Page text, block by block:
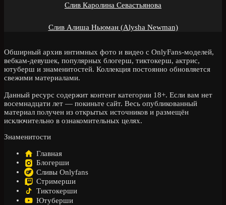
Слив Каролина Севастьянова
Слив Алиша Ньюман (Alysha Newman)
Обширный архив интимных фото и видео с OnlyFans-моделей,
вебкам-девушек, популярных блогерш, тиктокерш, актрис,
ютуберш и знаменитостей. Коллекция постоянно обновляется
свежими материалами.
Данный ресурс содержит контент категории 18+. Если вам нет
восемнадцати лет — покиньте сайт. Весь опубликованный
материал получен из открытых источников и размещён
исключительно в ознакомительных целях.
Знаменитости
Главная
Блогерши
Сливы Onlyfans
Стримерши
Тиктокерши
Ютуберши